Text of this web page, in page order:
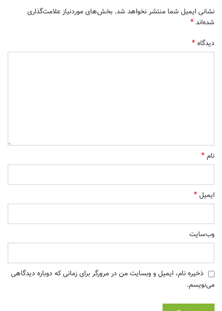
نشانی ایمیل شما منتشر نخواهد شد. بخش‌های موردنیاز علامت‌گذاری
شده‌اند*
دیدگاه*
نام*
ایمیل*
وب‌سایت
ذخیره نام، ایمیل و وبسایت من در مرورگر برای زمانی که دوباره دیدگاهی
می‌نویسم.